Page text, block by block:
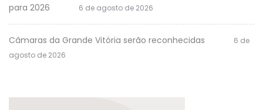
para 2026
6 de agosto de 2026
Câmaras da Grande Vitória serão reconhecidas
6 de
agosto de 2026